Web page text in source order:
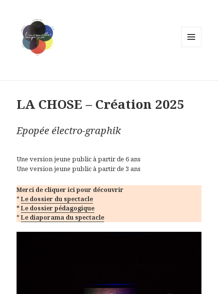
LA CHOSE – Création 2025
Epopée électro-graphik
Une version jeune public à partir de 6 ans
Une version jeune public à partir de 3 ans
Merci de cliquer ici pour découvrir
*Le dossier du spectacle
*Le dossier pédagogique
*Le diaporama du spectacle